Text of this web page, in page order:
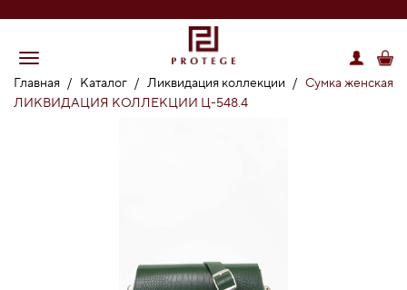
Главная / Каталог / Ликвидация коллекции / Сумка женская
ЛИКВИДАЦИЯ КОЛЛЕКЦИИ Ц-548.4